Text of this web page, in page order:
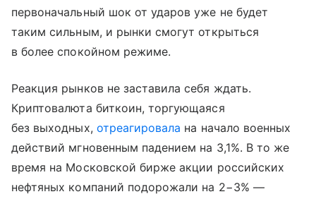
первоначальный шок от ударов уже не будет
таким сильным, и рынки смогут открыться
в более спокойном режиме.
Реакция рынков не заставила себя ждать.
Криптовалюта биткоин, торгующаяся
без выходных, отреагировала на начало военных
действий мгновенным падением на 3,1%. В то же
время на Московской бирже акции российских
нефтяных компаний подорожали на 2−3% —